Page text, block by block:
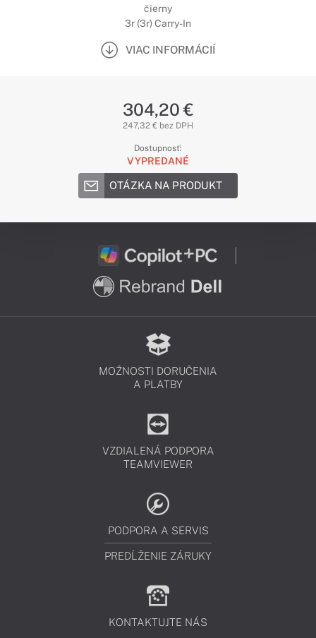
čierny
3r (3r) Carry-In
VIAC INFORMÁCIÍ
304,20 €
247,32 € bez DPH
Dostupnosť:
VYPREDANÉ
OTÁZKA NA PRODUKT
MOŽNOSTI DORUČENIA
A PLATBY
VZDIALENÁ PODPORA
TEAMVIEWER
PODPORA A SERVIS
PREDĹŽENIE ZÁRUKY
KONTAKTUJTE NÁS